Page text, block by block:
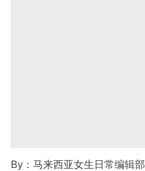
By：马来西亚女生日常编辑部